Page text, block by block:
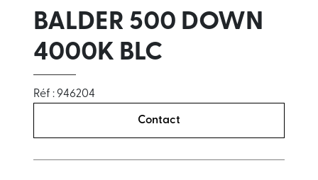
BALDER 500 DOWN
4000K BLC
Réf : 946204
Contact